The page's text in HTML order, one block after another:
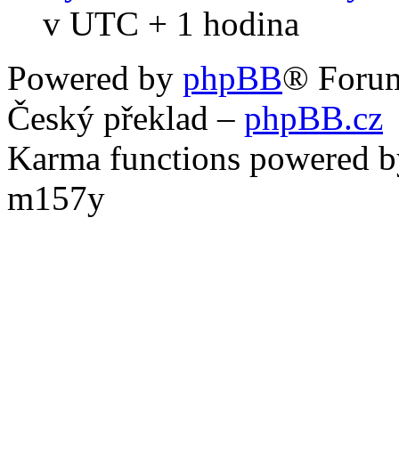
v UTC + 1 hodina
Powered by phpBB®
Český překlad – phpBB.cz
Karma functions powered
m157y